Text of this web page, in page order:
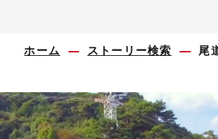
ホーム ストーリー検索 尾道水道が